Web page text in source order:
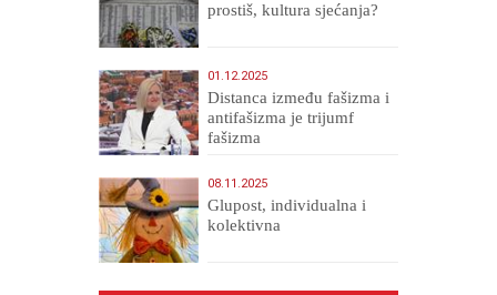
prostiš, kultura sjećanja?
01.12.2025
Distanca između fašizma i
antifašizma je trijumf
fašizma
08.11.2025
Glupost, individualna i
kolektivna